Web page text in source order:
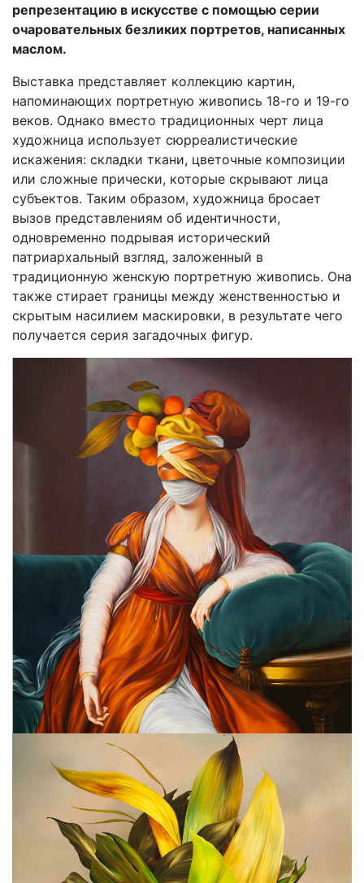
репрезентацию в искусстве с помощью серии
очаровательных безликих портретов, написанных
маслом.
Выставка представляет коллекцию картин,
напоминающих портретную живопись 18-го и 19-го
веков. Однако вместо традиционных черт лица
художница использует сюрреалистические
искажения: складки ткани, цветочные композиции
или сложные прически, которые скрывают лица
субъектов. Таким образом, художница бросает
вызов представлениям об идентичности,
одновременно подрывая исторический
патриархальный взгляд, заложенный в
традиционную женскую портретную живопись. Она
также стирает границы между женственностью и
скрытым насилием маскировки, в результате чего
получается серия загадочных фигур.